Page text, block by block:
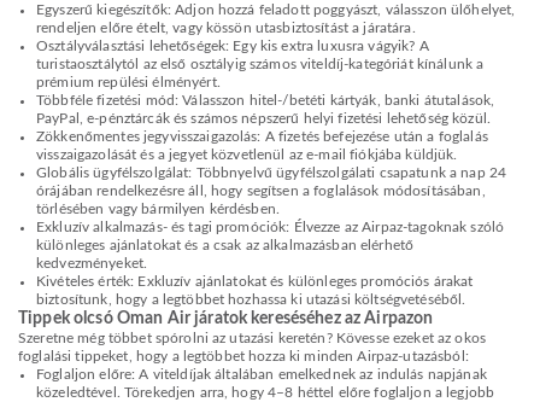
Egyszerű kiegészítők: Adjon hozzá feladott poggyászt, válasszon ülőhelyet,
rendeljen előre ételt, vagy kössön utasbiztosítást a járatára.
Osztályválasztási lehetőségek: Egy kis extra luxusra vágyik? A
turistaosztálytól az első osztályig számos viteldíj-kategóriát kínálunk a
prémium repülési élményért.
Többféle fizetési mód: Válasszon hitel-/betéti kártyák, banki átutalások,
PayPal, e-pénztárcák és számos népszerű helyi fizetési lehetőség közül.
Zökkenőmentes jegyvisszaigazolás: A fizetés befejezése után a foglalás
visszaigazolását és a jegyet közvetlenül az e-mail fiókjába küldjük.
Globális ügyfélszolgálat: Többnyelvű ügyfélszolgálati csapatunk a nap 24
órájában rendelkezésre áll, hogy segítsen a foglalások módosításában,
törlésében vagy bármilyen kérdésben.
Exkluzív alkalmazás- és tagi promóciók: Élvezze az Airpaz-tagoknak szóló
különleges ajánlatokat és a csak az alkalmazásban elérhető
kedvezményeket.
Kivételes érték: Exkluzív ajánlatokat és különleges promóciós árakat
biztosítunk, hogy a legtöbbet hozhassa ki utazási költségvetéséből.
Tippek olcsó Oman Air járatok kereséséhez az Airpazon
Szeretne még többet spórolni az utazási keretén? Kövesse ezeket az okos
foglalási tippeket, hogy a legtöbbet hozza ki minden Airpaz-utazásból:
Foglaljon előre: A viteldíjak általában emelkednek az indulás napjának
közeledtével. Törekedjen arra, hogy 4–8 héttel előre foglaljon a legjobb